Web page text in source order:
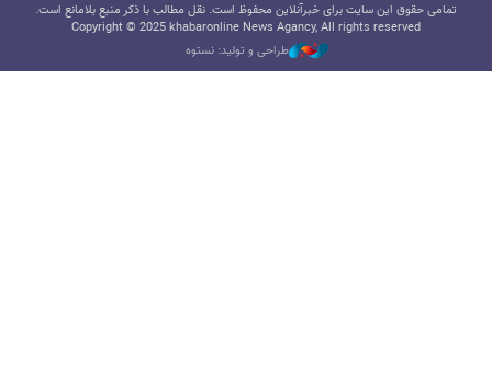
تمامی حقوق این سایت برای خبرآنلاین محفوظ است. نقل مطالب با ذکر منبع بلامانع است.
Copyright © 2025 khabaronline News Agancy, All rights reserved
طراحی و تولید: نستوه